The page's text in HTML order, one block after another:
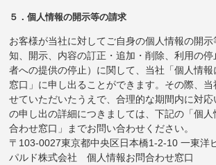
５．個人情報の開示等の請求
お客様が当社に対してご自身の個人情報の開示
知、開示、内容の訂正・追加・削除、利用の
者への提供の停止）に関して、当社「個人情
窓口」に申し出ることができます。その際、当
せていただいたうえで、合理的な期間内に対
の申し出の詳細につきましては、下記の「個
合わせ窓口」までお問い合わせください。
〒103-0027東京都中央区日本橋1-2-10 一東洋
パルド株式会社 個人情報お問合わせ窓口